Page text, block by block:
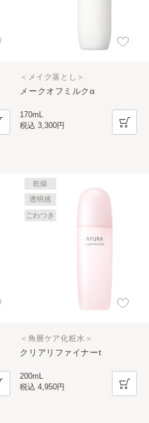
メークオフミルクα
＜メイク落とし＞
170mL
税込3,300円
クリアリファイナーt
乾燥
透明感
ごわつき
＜角層ケア化粧水＞
200mL
税込4,950円